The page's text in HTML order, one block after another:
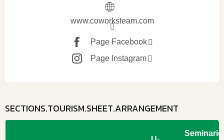
www.coworksteam.com
Page Facebook
Page Instagram
SECTIONS.TOURISM.SHEET.ARRANGEMENT
Seminarie